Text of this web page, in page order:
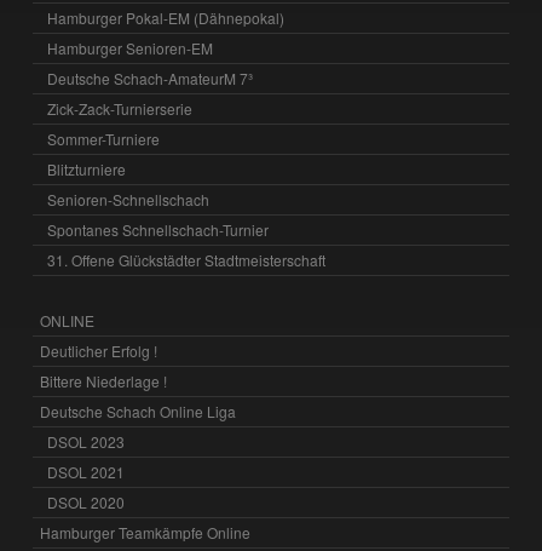
Hamburger Pokal-EM (Dähnepokal)
Hamburger Senioren-EM
Deutsche Schach-AmateurM 7³
Zick-Zack-Turnierserie
Sommer-Turniere
Blitzturniere
Senioren-Schnellschach
Spontanes Schnellschach-Turnier
31. Offene Glückstädter Stadtmeisterschaft
ONLINE
Deutlicher Erfolg !
Bittere Niederlage !
Deutsche Schach Online Liga
DSOL 2023
DSOL 2021
DSOL 2020
Hamburger Teamkämpfe Online